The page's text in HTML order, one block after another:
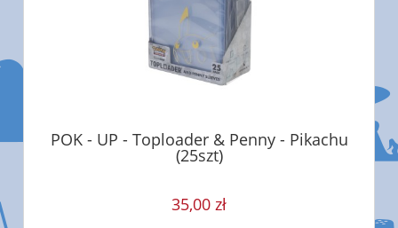
POK - UP - Toploader & Penny - Pikachu
(25szt)
35,00 zł